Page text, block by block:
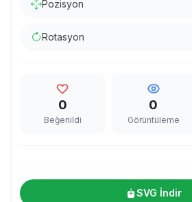
Pozisyon
Rotasyon
0
Beğenildi
0
Görüntüleme
SVG İndir